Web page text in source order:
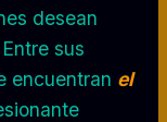
desean
sus
encuentran el